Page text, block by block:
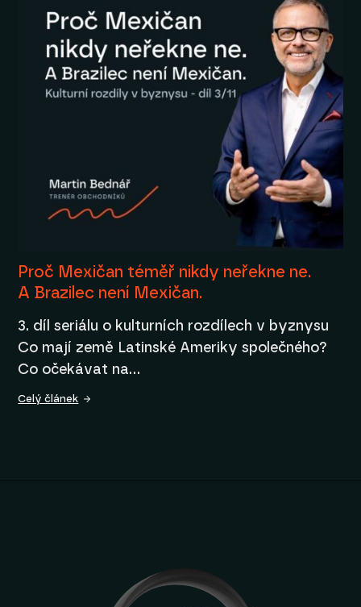
Proč Mexičan téměř nikdy neřekne ne.
A Brazilec není Mexičan.
3. díl seriálu o kulturních rozdílech v byznysu
Co mají země Latinské Ameriky společného?
Co očekávat na…
Celý článek